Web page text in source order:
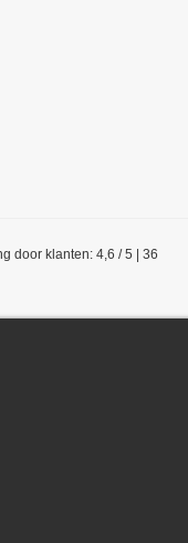
door klanten: 4,6 /5
36